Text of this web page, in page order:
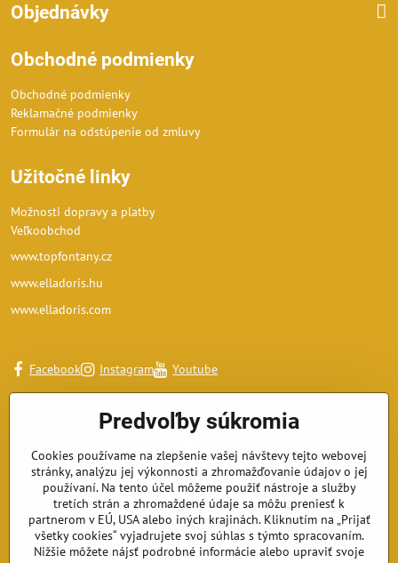
Objednávky
Obchodné podmienky
Obchodné podmienky
Reklamačné podmienky
Formulár na odstúpenie od zmluvy
Užitočné linky
Možnosti dopravy a platby
Veľkoobchod
www.topfontany.cz
www.elladoris.hu
www.elladoris.com
Facebook Instagram Youtube
Predvoľby súkromia
Cookies používame na zlepšenie vašej návštevy tejto webovej
stránky, analýzu jej výkonnosti a zhromažďovanie údajov o jej
používaní. Na tento účel môžeme použiť nástroje a služby
tretích strán a zhromaždené údaje sa môžu preniesť k
partnerom v EÚ, USA alebo iných krajinách. Kliknutím na „Prijať
všetky cookies“ vyjadrujete svoj súhlas s týmto spracovaním.
Nižšie môžete nájsť podrobné informácie alebo upraviť svoje